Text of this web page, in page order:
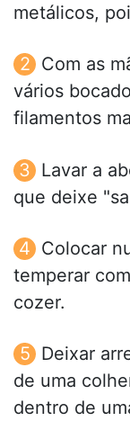
metálicos,
Com as
vários
filamentos
Lavar a
que deixe
Colocar
temperar
cozer.
Deixar
de uma
dentro de